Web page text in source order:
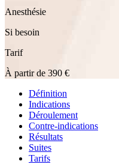
Anesthésie
Si besoin
Tarif
À partir de 390 €
Définition
Indications
Déroulement
Contre-indications
Résultats
Suites
Tarifs